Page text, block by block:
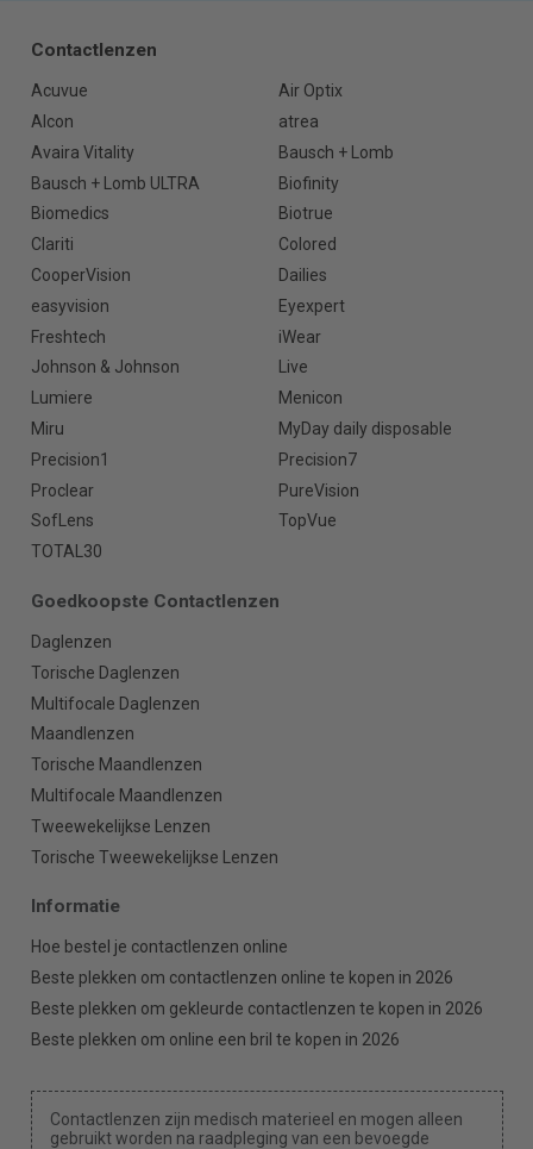
Contactlenzen
Acuvue
Air Optix
Alcon
atrea
Avaira Vitality
Bausch + Lomb
Bausch + Lomb ULTRA
Biofinity
Biomedics
Biotrue
Clariti
Colored
CooperVision
Dailies
easyvision
Eyexpert
Freshtech
iWear
Johnson & Johnson
Live
Lumiere
Menicon
Miru
MyDay daily disposable
Precision1
Precision7
Proclear
PureVision
SofLens
TopVue
TOTAL30
Goedkoopste Contactlenzen
Daglenzen
Torische Daglenzen
Multifocale Daglenzen
Maandlenzen
Torische Maandlenzen
Multifocale Maandlenzen
Tweewekelijkse Lenzen
Torische Tweewekelijkse Lenzen
Informatie
Hoe bestel je contactlenzen online
Beste plekken om contactlenzen online te kopen in 2026
Beste plekken om gekleurde contactlenzen te kopen in 2026
Beste plekken om online een bril te kopen in 2026
Contactlenzen zijn medisch materieel en mogen alleen
gebruikt worden na raadpleging van een bevoegde